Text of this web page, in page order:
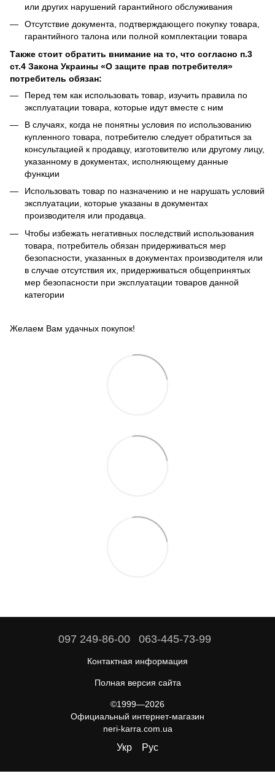
или других нарушений гарантийного обслуживания
Отсутствие документа, подтверждающего покупку товара,
гарантийного талона или полной комплектации товара
Также стоит обратить внимание на то, что согласно п.3
ст.4 Закона Украины «О защите прав потребителя»
потребитель обязан:
Перед тем как использовать товар, изучить правила по
эксплуатации товара, которые идут вместе с ним
В случаях, когда не понятны условия по использованию
купленного товара, потребителю следует обратиться за
консультацией к продавцу, изготовителю или другому лицу,
указанному в документах, исполняющему данные
функции
Использовать товар по назначению и не нарушать условий
эксплуатации, которые указаны в документах
производителя или продавца.
Чтобы избежать негативных последствий использования
товара, потребитель обязан придерживаться мер
безопасности, указанных в документах производителя или
в случае отсутствия их, придерживаться общепринятых
мер безопасности при эксплуатации товаров данной
категории
Желаем Вам удачных покупок!
097 249-86-00 063-445-73-99
Контактная информация
Полная версия сайта
©1999—2026
Официальный интернет-магазин
neri-karra.com.ua
Укр Рус